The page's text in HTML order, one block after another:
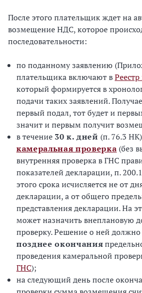
После этого плательщик ждет на
возмещение НДС, которое
последовательности:
по поданному заявлению
плательщика включают в
который формируется в
подачи таких заявлений.
первый подал, тот будет и
значит и первым получит
в течение 30 к. дней (п. 76.3 НК)
камеральная проверка (без
внутренняя проверка в ГНС
показателей декларации, п.
этого срока исчисляется не от
декларации, а от общего
представления декларации. На
может назначить внеплановую
проверку. Решение о ней
позднее окончания
проведения камеральной
ГНС);
на следующий день после